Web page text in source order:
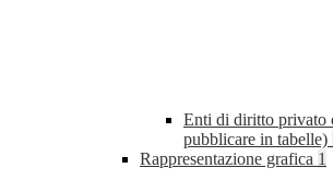
Enti di diritto privato
pubblicare in tabelle)
Rappresentazione grafica 1